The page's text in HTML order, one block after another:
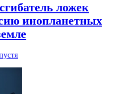
ложек
инопланетных